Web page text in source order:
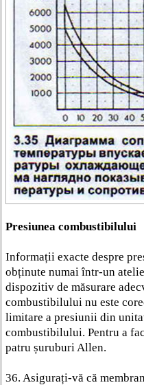
Presiunea combustibilului
Informații exacte despre
obținute numai într-un
dispozitiv de măsurare
combustibilului nu este
limitare a presiunii din
combustibilului. Pentru a
patru șuruburi Allen.
36. Asigurați-vă că